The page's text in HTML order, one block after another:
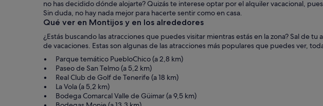
no has decidido dónde alojarte? Quizás te interese optar por el alquiler vacacional,
Sin duda, no hay nada mejor para hacerte sentir como en casa.
Qué ver en Montijos y en los alrededores
¿Estás buscando las atracciones que puedes visitar mientras estás en la zona? Sal de
de vacaciones. Estas son algunas de las atracciones más populares que puedes ver,
Parque temático PuebloChico (a 2,8 km)
Paseo de San Telmo (a 5,2 km)
Real Club de Golf de Tenerife (a 18 km)
La Vola (a 5,2 km)
Bodega Comarcal Valle de Güimar (a 9,5 km)